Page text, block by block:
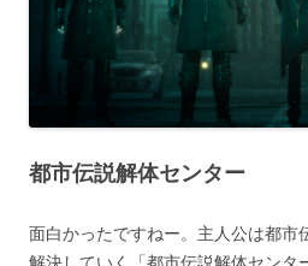
都市伝説解体センター
面白かったですねー。主人公は都市